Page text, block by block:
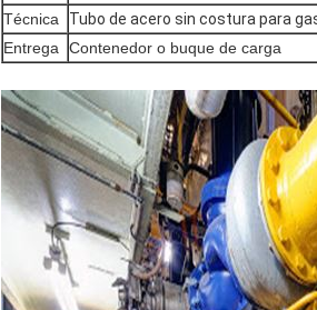
Técnica
Tubo de acero sin costura para
Entrega
Contenedor o buque de carga